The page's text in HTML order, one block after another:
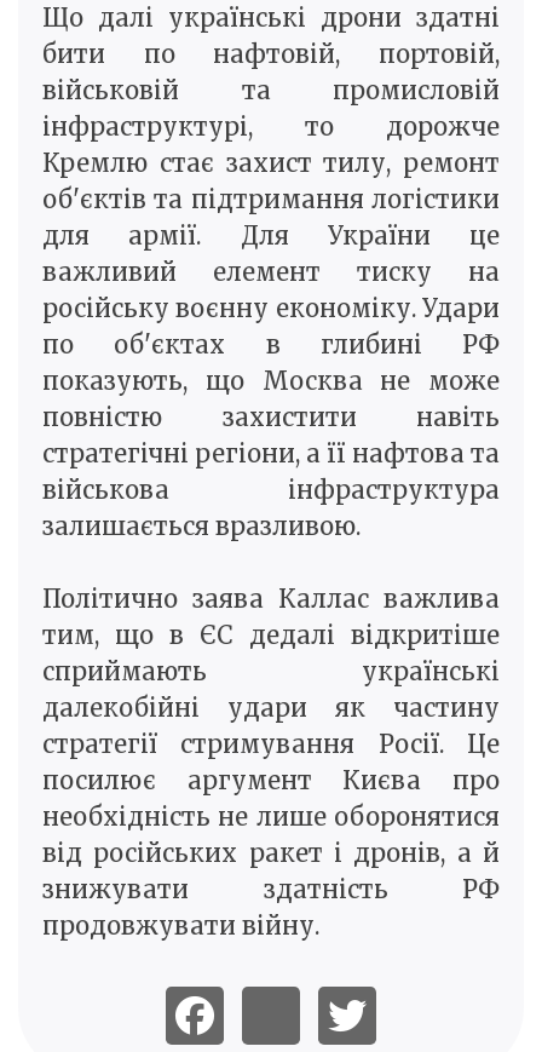
Що далі українські дрони здатні
бити по нафтовій, портовій,
військовій та промисловій
інфраструктурі, то дорожче
Кремлю стає захист тилу, ремонт
об'єктів та підтримання логістики
для армії. Для України це
важливий елемент тиску на
російську воєнну економіку. Удари
по об'єктах в глибині РФ
показують, що Москва не може
повністю захистити навіть
стратегічні регіони, а її нафтова та
військова інфраструктура
залишається вразливою.
Політично заява Каллас важлива
тим, що в ЄС дедалі відкритіше
сприймають українські
далекобійні удари як частину
стратегії стримування Росії. Це
посилює аргумент Києва про
необхідність не лише оборонятися
від російських ракет і дронів, а й
знижувати здатність РФ
продовжувати війну.